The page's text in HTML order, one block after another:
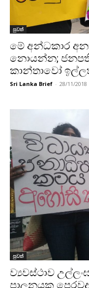
පුවත්
මේ අන්ධකාර
නොයන්න;
කාන්තාවෝ
Sri Lanka Brief - 28/11/2018
පුවත්
ව්‍යවස්ථාව
පාලනයක